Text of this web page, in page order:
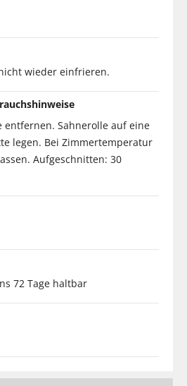
wieder einfrieren.
entfernen. Sahnerolle auf eine
legen. Bei Zimmertemperatur
Aufgeschnitten: 30
72 Tage haltbar